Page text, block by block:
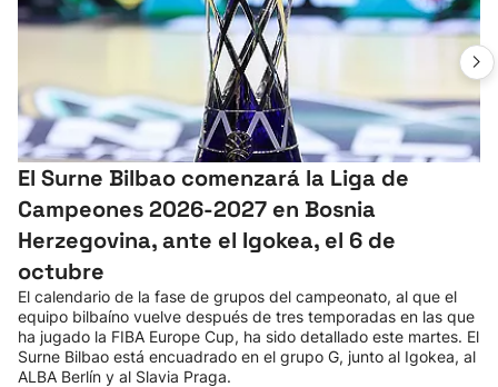
El Surne Bilbao comenzará la Liga de
Campeones 2026-2027 en Bosnia
Herzegovina, ante el Igokea, el 6 de
octubre
El calendario de la fase de grupos del campeonato, al que el
equipo bilbaíno vuelve después de tres temporadas en las que
ha jugado la FIBA Europe Cup, ha sido detallado este martes. El
Surne Bilbao está encuadrado en el grupo G, junto al Igokea, al
ALBA Berlín y al Slavia Praga.